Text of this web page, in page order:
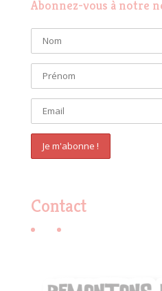
Abonnez-vous à notre
Contact